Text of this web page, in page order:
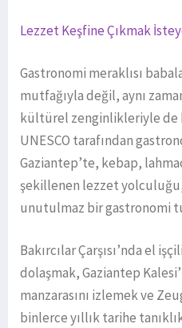
Lezzet Keşfine Çıkmak
Gastronomi meraklısı
mutfağıyla değil, aynı
kültürel zenginlikleriyle de
UNESCO tarafından
Gaziantep’te, kebap,
şekillenen lezzet
unutulmaz bir gastronomi
Bakırcılar Çarşısı’nda el
dolaşmak, Gaziantep
manzarasını izlemek ve
binlerce yıllık tarihe